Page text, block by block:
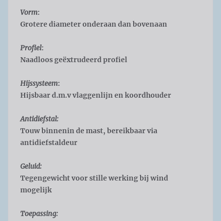
Vorm:
Grotere diameter onderaan dan bovenaan
Profiel:
Naadloos geëxtrudeerd profiel
Hijssysteem:
Hijsbaar d.m.v vlaggenlijn en koordhouder
Antidiefstal:
Touw binnenin de mast, bereikbaar via
antidiefstaldeur
Geluid:
Tegengewicht voor stille werking bij wind
mogelijk
Toepassing: